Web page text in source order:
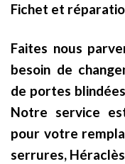
Fichet et
Faites nous
besoin de
de portes
Notre service
pour votre
serrures,